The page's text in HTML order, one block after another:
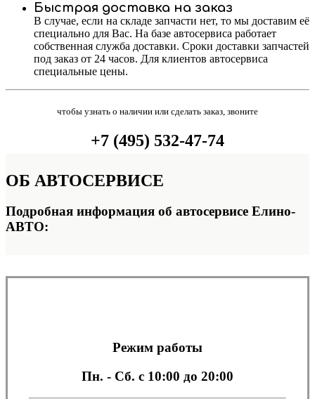
Быстрая доставка на заказ
В случае, если на складе запчасти нет, то мы доставим её
специально для Вас. На базе автосервиса работает
собственная служба доставки. Сроки доставки запчастей
под заказ от 24 часов. Для клиентов автосервиса
специальные цены.
чтобы узнать о наличии или сделать заказ, звоните
+7 (495) 532-47-74
ОБ АВТОСЕРВИСЕ
Подробная информация об автосервисе Елино-
АВТО:
Режим работы
Пн. - Сб. с 10:00 до 20:00